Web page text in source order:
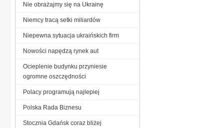
Nie obrażajmy się na Ukrainę
Niemcy tracą setki miliardów
Niepewna sytuacja ukraińskich firm
Nowości napędzą rynek aut
Ocieplenie budynku przyniesie
ogromne oszczędności
Polacy programują najlepiej
Polska Rada Biznesu
Stocznia Gdańsk coraz bliżej